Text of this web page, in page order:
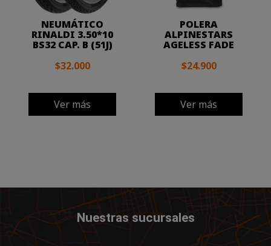
NEUMÁTICO
RINALDI 3.50*10
BS32 CAP. B (51J)
$32.000
Ver más
POLERA
ALPINESTARS
AGELESS FADE
$24.900
Ver más
Nuestras sucursales